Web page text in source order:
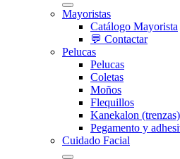
Mayoristas
Catálogo Mayorista
💬 Contactar
Pelucas
Pelucas
Coletas
Moños
Flequillos
Kanekalon (trenzas)
Pegamento y
Cuidado Facial